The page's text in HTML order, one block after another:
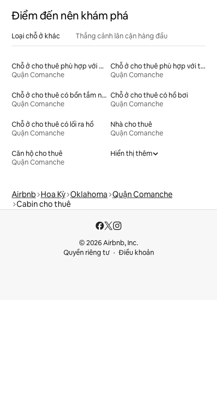
Điểm đến nên khám phá
Loại chỗ ở khác Thắng cảnh lân cận hàng đầu
Chỗ ở cho thuê phù hợp với gia đình
Quận Comanche
Chỗ ở cho thuê phù hợp với thú cưng
Quận Comanche
Chỗ ở cho thuê có bồn tắm nước nóng
Quận Comanche
Chỗ ở cho thuê có hồ bơi
Quận Comanche
Chỗ ở cho thuê có lối ra hồ
Quận Comanche
Nhà cho thuê
Quận Comanche
Căn hộ cho thuê
Quận Comanche
Hiển thị thêm
Airbnb Hoa Kỳ Oklahoma Quận Comanche
Cabin cho thuê
© 2026 Airbnb, Inc.
Quyền riêng tư
Điều khoản